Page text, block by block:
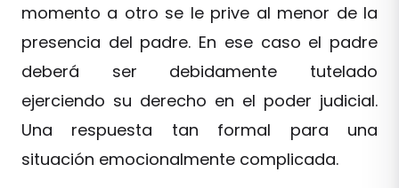
momento a otro se le prive al menor de la
presencia del padre. En ese caso el padre
deberá ser debidamente tutelado
ejerciendo su derecho en el poder judicial.
Una respuesta tan formal para una
situación emocionalmente complicada.